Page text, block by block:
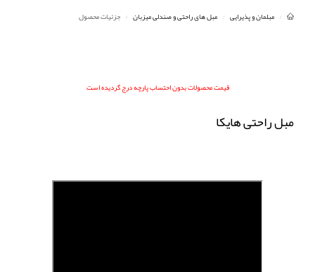
مبلمان و پذیرایی مبل های راحتی و صندلی میزبان جزئیات محصول
قیمت محصولات بدون احتساب پارچه درج گردیده است
مبل راحتی هایکا